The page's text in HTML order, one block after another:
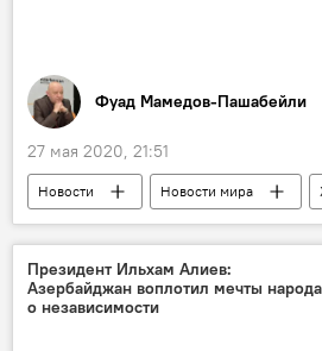
Фуад Мамедов-Пашабейли
27 мая 2020, 21:51
Новости Новости мира
Политика
Колумнисты
Коронавирус
карантин
эксперимент
Президент Ильхам Алиев:
Азербайджан воплотил мечты народа
о независимости